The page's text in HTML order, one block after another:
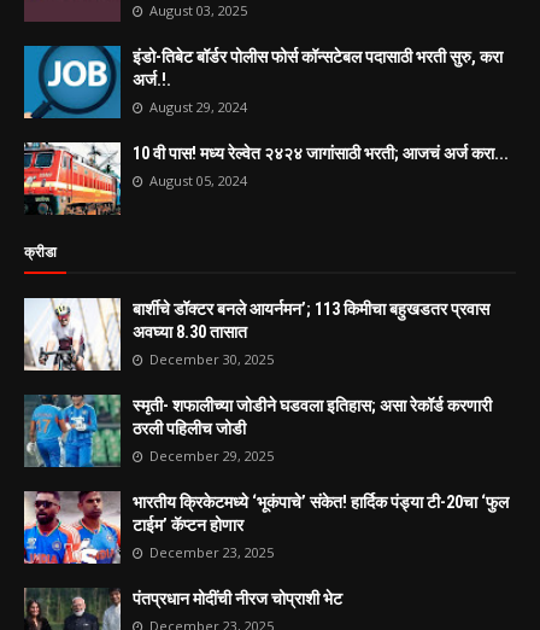
August 03, 2025
इंडो-तिबेट बॉर्डर पोलीस फोर्स कॉन्सटेबल पदासाठी भरती सुरु, करा
अर्ज.!.
August 29, 2024
10 वी पास! मध्य रेल्वेत २४२४ जागांसाठी भरती; आजचं अर्ज करा...
August 05, 2024
क्रीडा
बार्शीचे डॉक्टर बनले आयर्नमन’; 113 किमीचा बहुखडतर प्रवास
अवघ्या 8.30 तासात
December 30, 2025
स्मृती- शफालीच्या जोडीने घडवला इतिहास; असा रेकॉर्ड करणारी
ठरली पहिलीच जोडी
December 29, 2025
भारतीय क्रिकेटमध्ये ‘भूकंपाचे’ संकेत! हार्दिक पंड्या टी-20चा ‘फुल
टाईम’ कॅप्टन होणार
December 23, 2025
पंतप्रधान मोदींची नीरज चोप्राशी भेट
December 23, 2025